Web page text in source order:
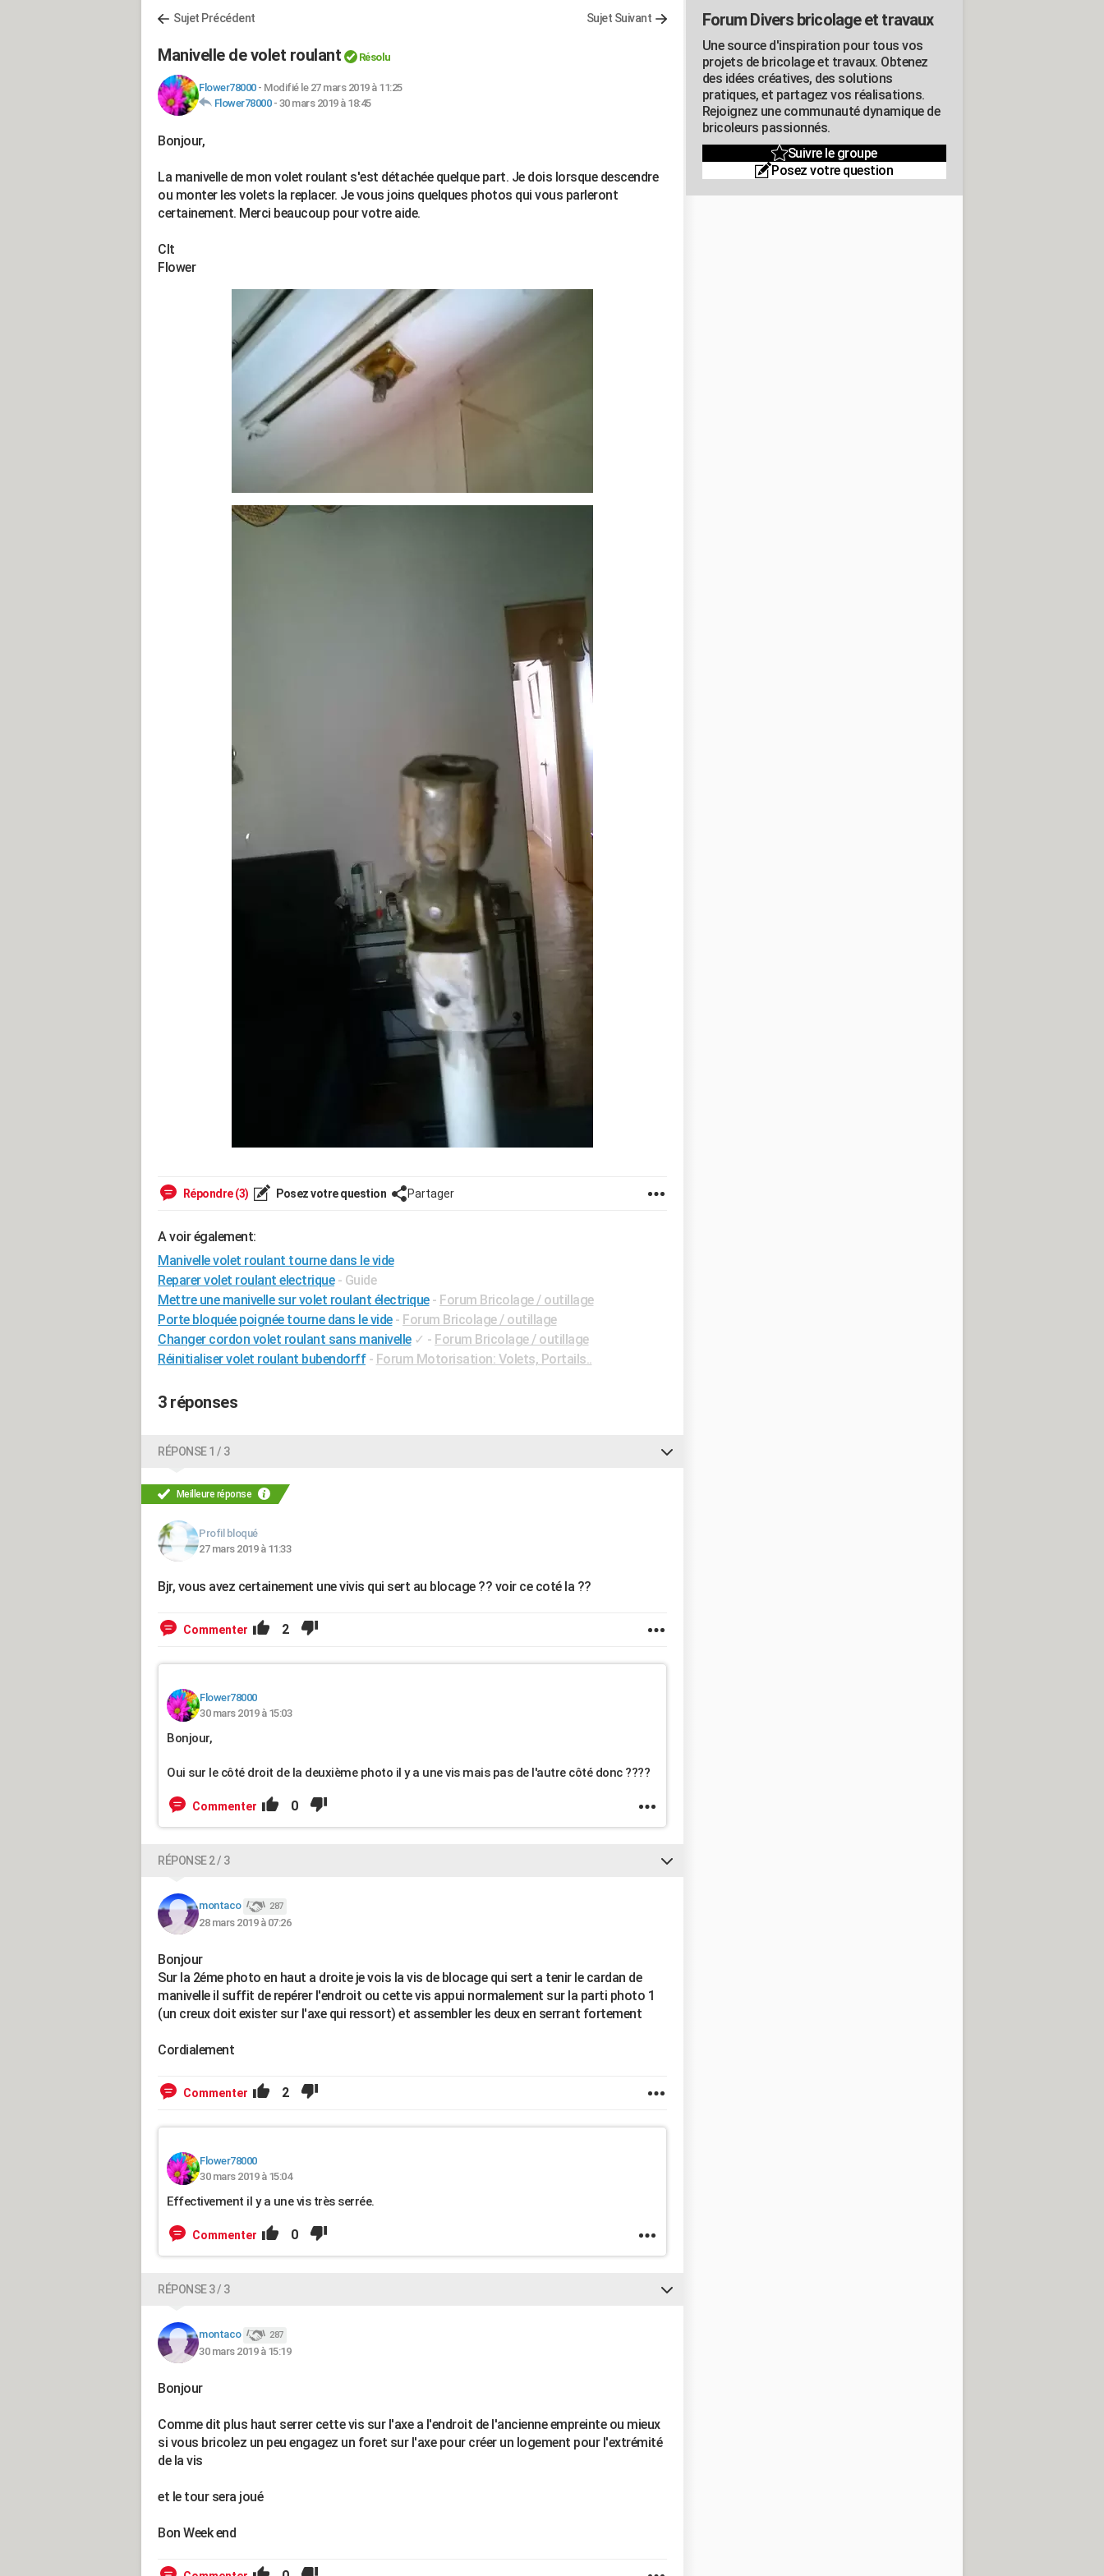
Sujet Précédent Sujet Suivant
Manivelle de volet roulant Résolu
Flower78000- Modifié le 27 mars 2019 à 11:25
Flower78000- 30 mars 2019 à 18:45
Bonjour,
La manivelle de mon volet roulant s'est détachée quelque part. Je dois lorsque descendre
ou monter les volets la replacer. Je vous joins quelques photos qui vous parleront
certainement. Merci beaucoup pour votre aide.
Clt
Flower
Répondre (3) Posez votre question Partager
A voir également:
Manivelle volet roulant tourne dans le vide
Reparer volet roulant electrique - Guide
Mettre une manivelle sur volet roulant électrique - Forum Bricolage / outillage
Porte bloquée poignée tourne dans le vide - Forum Bricolage / outillage
Changer cordon volet roulant sans manivelle ✓ - Forum Bricolage / outillage
Réinitialiser volet roulant bubendorff - Forum Motorisation: Volets, Portails..
3 réponses
RÉPONSE 1 / 3
Meilleure réponse
Profil bloqué
27 mars 2019 à 11:33
Bjr, vous avez certainement une vivis qui sert au blocage ?? voir ce coté la ??
Commenter 2
Flower78000
30 mars 2019 à 15:03
Bonjour,
Oui sur le côté droit de la deuxième photo il y a une vis mais pas de l'autre côté donc ????
Commenter 0
RÉPONSE 2 / 3
montaco 287
28 mars 2019 à 07:26
Bonjour
Sur la 2éme photo en haut a droite je vois la vis de blocage qui sert a tenir le cardan de
manivelle il suffit de repérer l'endroit ou cette vis appui normalement sur la parti photo 1
(un creux doit exister sur l'axe qui ressort) et assembler les deux en serrant fortement
Cordialement
Commenter 2
Flower78000
30 mars 2019 à 15:04
Effectivement il y a une vis très serrée.
Commenter 0
RÉPONSE 3 / 3
montaco 287
30 mars 2019 à 15:19
Bonjour
Comme dit plus haut serrer cette vis sur l'axe a l'endroit de l'ancienne empreinte ou mieux
si vous bricolez un peu engagez un foret sur l'axe pour créer un logement pour l'extrémité
de la vis
et le tour sera joué
Bon Week end
Forum Divers bricolage et travaux
Une source d'inspiration pour tous vos
projets de bricolage et travaux. Obtenez
des idées créatives, des solutions
pratiques, et partagez vos réalisations.
Rejoignez une communauté dynamique de
bricoleurs passionnés.
Suivre le groupe
Posez votre question